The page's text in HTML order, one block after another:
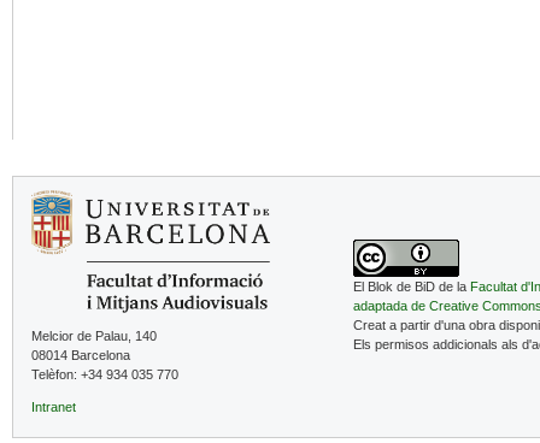
Melcior de Palau, 140
08014 Barcelona
Telèfon: +34 934 035 770
Intranet
El Blok de BiD de la Facultat
adaptada de Creative
Creat a partir d'una obra
Els permisos addicionals als